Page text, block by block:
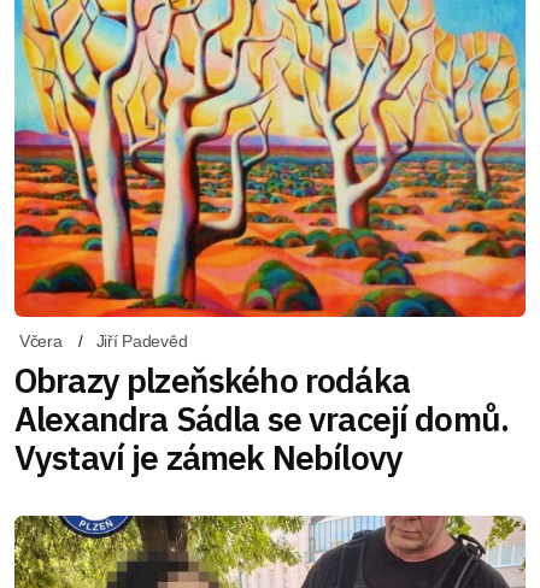
Včera Jiří Padevěd
Obrazy plzeňského rodáka
Alexandra Sádla se vracejí domů.
Vystaví je zámek Nebílovy